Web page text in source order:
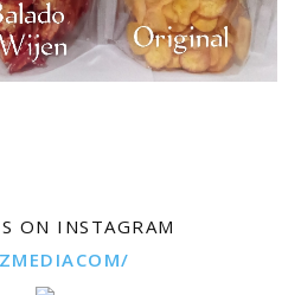
ON INSTAGRAM